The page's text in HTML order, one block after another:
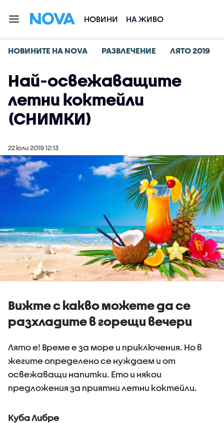
НОВИНИ НА ЖИВО
НОВИНИТЕ НА NOVA РАЗВЛЕЧЕНИЕ ЛЯТО 2019
Най-освежаващите
летни коктейли
(СНИМКИ)
22 юли 2019 12:13
Вижте с какво можете да се
разхладите в горещи вечери
Лято е! Време е за море и приключения. Но в
жегите определено се нуждаем и от
освежаващи напитки. Ето и някои
предложения за приятни летни коктейли.
Куба Либре